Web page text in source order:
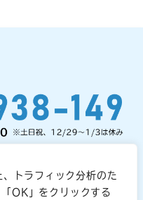
トラフィック分析のた
OK」をクリックする